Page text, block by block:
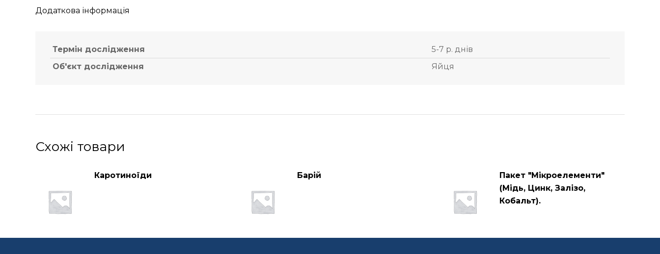
Додаткова інформація
Термін дослідження
5-7 р. днів
Об'єкт дослідження
Яйця
Схожі товари
Каротиноїди Барій
Пакет "Мікроелементи"
(Мідь, Цинк, Залізо,
Кобальт).